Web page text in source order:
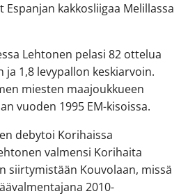
kakkosliigaa Melillassa
Lehtonen pelasi 82 ottelua
ja 1,8 levypallon keskiarvoin.
miesten maajoukkueen
vuoden 1995 EM-kisoissa.
debytoi Korihaissa
valmensi Korihaita
siirtymistään Kouvolaan, missä
2010-